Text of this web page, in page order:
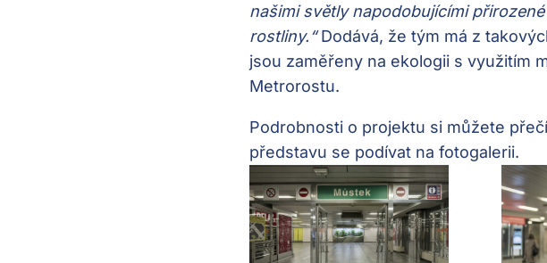
našimi světly napodobujícími
rostliny.“Dodává, že tým má z
jsou zaměřeny na ekologii s využitím
Metrorostu.
Podrobnosti o projektu si můžete
představu se podívat na fotogalerii.